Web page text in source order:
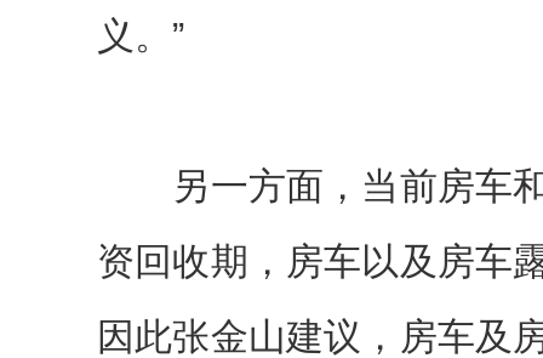
义。”
另一方面，当前房车和
资回收期，房车以及房车
因此张金山建议，房车及